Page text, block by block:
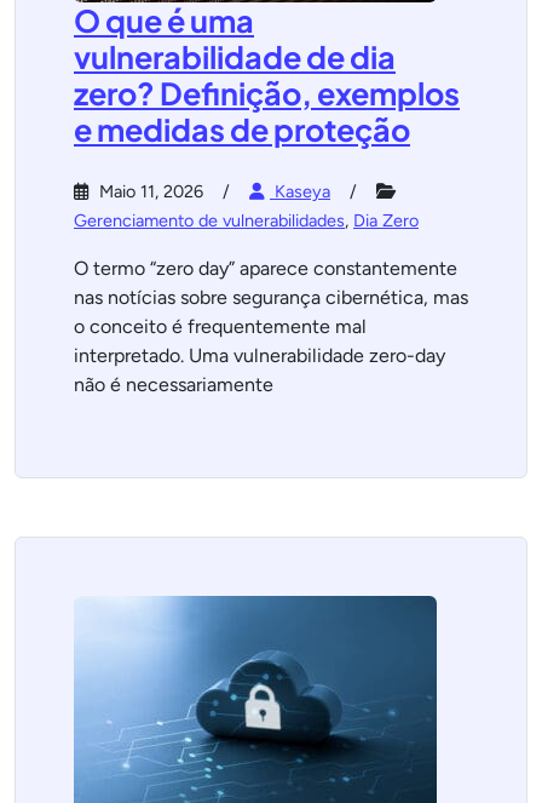
O que é uma
vulnerabilidade de dia
zero? Definição, exemplos
e medidas de proteção
Maio 11, 2026
Kaseya
Gerenciamento de vulnerabilidades, Dia Zero
O termo “zero day” aparece constantemente
nas notícias sobre segurança cibernética, mas
o conceito é frequentemente mal
interpretado. Uma vulnerabilidade zero-day
não é necessariamente